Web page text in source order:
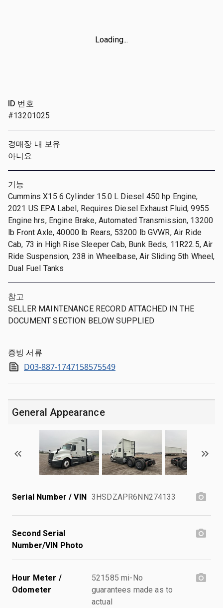
Loading...
ID 번호
#13201025
경매장 내 보유
아니요
기능
Cummins X15 6 Cylinder 15.0 L Diesel 450 hp Engine,
2021 US EPA Label, Requires Diesel Exhaust Fluid, 9955
Engine hrs, Engine Brake, Automated Transmission, 13200
lb Front Axle, 40000 lb Rears, 53200 lb GVWR, Air Ride
Cab, 73 in High Rise Sleeper Cab, Bunk Beds, 11R22.5, Air
Ride Suspension, 238 in Wheelbase, Air Sliding 5th Wheel,
Dual Fuel Tanks
참고
SELLER MAINTENANCE RECORD ATTACHED IN THE
DOCUMENT SECTION BELOW SUPPLIED
증빙 서류
D03-887-1747158575549
General Appearance
Serial Number / VIN 3HSDZAPR6NN274133
Second Serial
Number/VIN Photo
Hour Meter /
Odometer
521585 mi-No
guarantees made as to
actual